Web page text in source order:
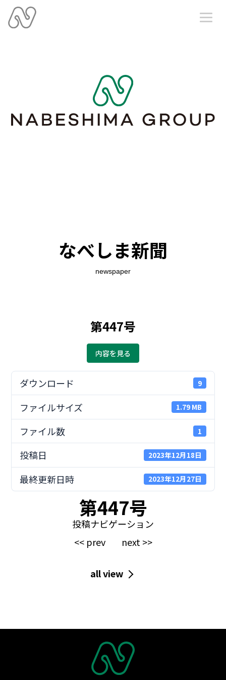
なべしま新聞
newspaper
第447号
内容を見る
ダウンロード 9
ファイルサイズ 1.79 MB
ファイル数 1
投稿日 2023年12月18日
最終更新日時 2023年12月27日
第447号
投稿ナビゲーション
<< prev
next >>
all view